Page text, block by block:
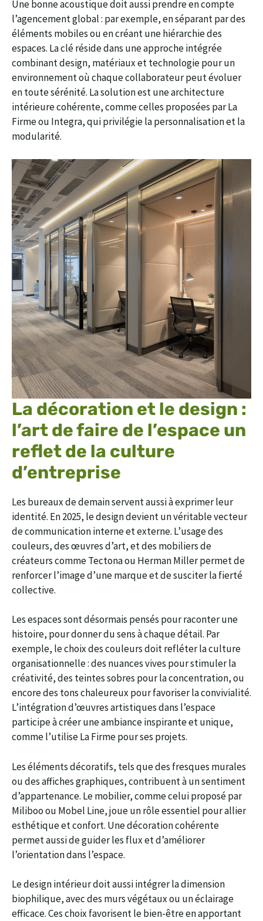
Une bonne acoustique doit aussi prendre en compte
l’agencement global : par exemple, en séparant par des
éléments mobiles ou en créant une hiérarchie des
espaces. La clé réside dans une approche intégrée
combinant design, matériaux et technologie pour un
environnement où chaque collaborateur peut évoluer
en toute sérénité. La solution est une architecture
intérieure cohérente, comme celles proposées par La
Firme ou Integra, qui privilégie la personnalisation et la
modularité.
La décoration et le design :
l’art de faire de l’espace un
reflet de la culture
d’entreprise
Les bureaux de demain servent aussi à exprimer leur
identité. En 2025, le design devient un véritable vecteur
de communication interne et externe. L’usage des
couleurs, des œuvres d’art, et des mobiliers de
créateurs comme Tectona ou Herman Miller permet de
renforcer l’image d’une marque et de susciter la fierté
collective.
Les espaces sont désormais pensés pour raconter une
histoire, pour donner du sens à chaque détail. Par
exemple, le choix des couleurs doit refléter la culture
organisationnelle : des nuances vives pour stimuler la
créativité, des teintes sobres pour la concentration, ou
encore des tons chaleureux pour favoriser la convivialité.
L’intégration d’œuvres artistiques dans l’espace
participe à créer une ambiance inspirante et unique,
comme l’utilise La Firme pour ses projets.
Les éléments décoratifs, tels que des fresques murales
ou des affiches graphiques, contribuent à un sentiment
d’appartenance. Le mobilier, comme celui proposé par
Miliboo ou Mobel Line, joue un rôle essentiel pour allier
esthétique et confort. Une décoration cohérente
permet aussi de guider les flux et d’améliorer
l’orientation dans l’espace.
Le design intérieur doit aussi intégrer la dimension
biophilique, avec des murs végétaux ou un éclairage
efficace. Ces choix favorisent le bien-être en apportant